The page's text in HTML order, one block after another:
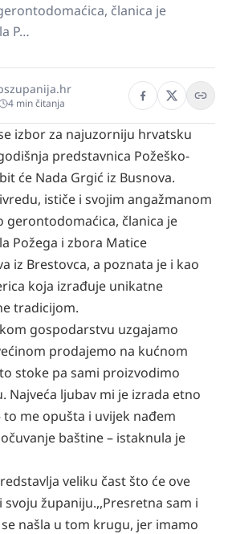
članica je
P…
4 min čitanja
izbor za najuzorniju hrvatsku
predstavnica Požeško-
će Nada Grgić iz Busnova.
ističe i svojim angažmanom
gerontodomaćica, članica je
Požega i zbora Matice
iz Brestovca, a poznata je i kao
koja izrađuje unikatne
tradicijom.
gospodarstvu uzgajamo
prodajemo na kućnom
stoke pa sami proizvodimo
Najveća ljubav mi je izrada etno
me opušta i uvijek nađem
baštine – istaknula je
veliku čast što će ove
županiju.,,Presretna sam i
našla u tom krugu, jer imamo